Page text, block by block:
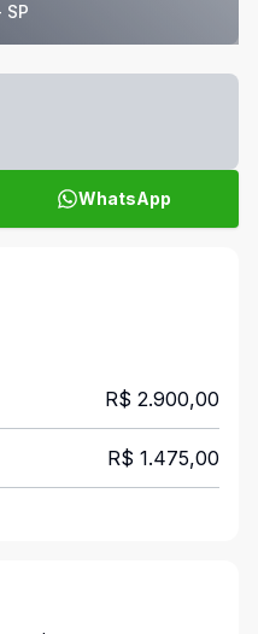
WhatsApp
R$ 2.900,00
R$ 1.475,00